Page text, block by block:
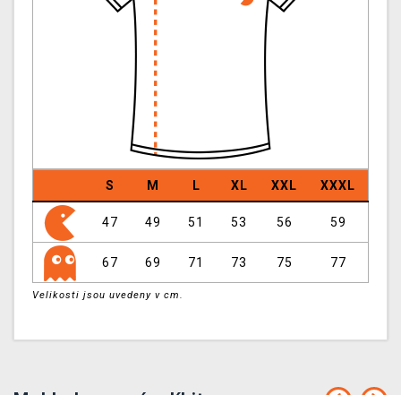
S M L XL XXL XXXL
47 49 51 53 56 59
67 69 71 73 75 77
Velikosti jsou uvedeny v cm.